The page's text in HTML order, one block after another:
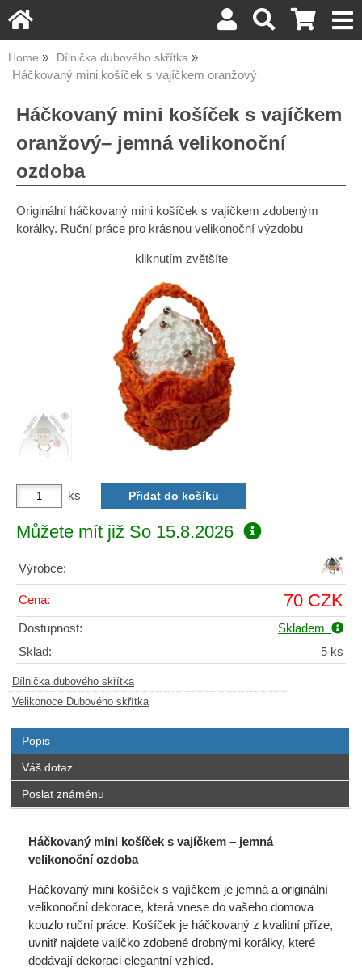
Home Dílnička dubového skřítka
Háčkovaný mini košíček s vajíčkem oranžový
Háčkovaný mini košíček s vajíčkem
oranžový– jemná velikonoční
ozdoba
Originální háčkovaný mini košíček s vajíčkem zdobeným
korálky. Ruční práce pro krásnou velikonoční výzdobu
kliknutím zvětšíte
ks
Můžete mít již So 15.8.2026
Výrobce:
Cena: 70 CZK
Dostupnost:
Skladem
Sklad:
5 ks
Dílnička dubového skřítka
Velikonoce Dubového skřítka
Popis
Váš dotaz
Poslat známénu
Háčkovaný mini košíček s vajíčkem – jemná
velikonoční ozdoba
Háčkovaný mini košíček s vajíčkem je jemná a originální
velikonoční dekorace, která vnese do vašeho domova
kouzlo ruční práce. Košíček je háčkovaný z kvalitní příze,
uvnitř najdete vajíčko zdobené drobnými korálky, které
dodávají dekoraci elegantní vzhled.